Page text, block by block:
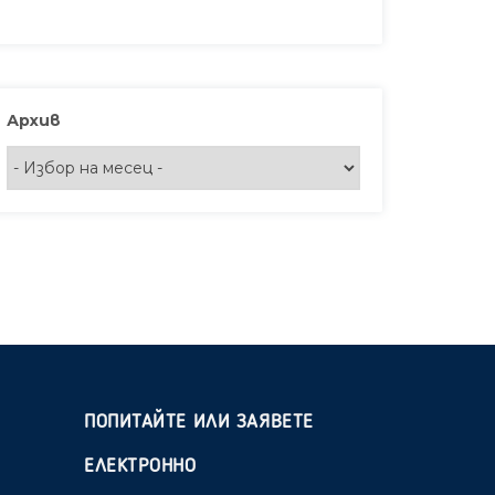
Архив
ПОПИТАЙТЕ ИЛИ ЗАЯВЕТЕ
ЕЛЕКТРОННО